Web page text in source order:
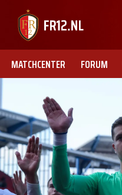
MATCHCENTER FORUM